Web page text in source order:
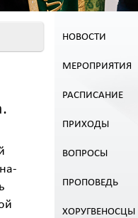
НОВОСТИ
МЕРОПРИЯТИЯ
РАСПИСАНИЕ
ПРИХОДЫ
ВОПРОСЫ
ПРОПОВЕДЬ
ХОРУГВЕНОСЦЫ